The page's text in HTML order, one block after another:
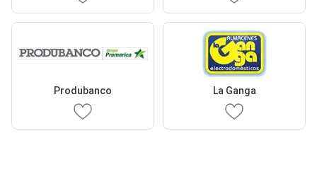
Produbanco La Ganga